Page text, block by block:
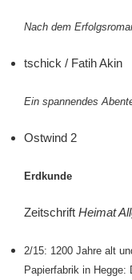
Nach dem
tschick / Fatih Akin
Ein spannendes
Ostwind 2
Erdkunde
Zeitschrift Heimat
2/15: 1200 Jahre alt
Papierfabrik in